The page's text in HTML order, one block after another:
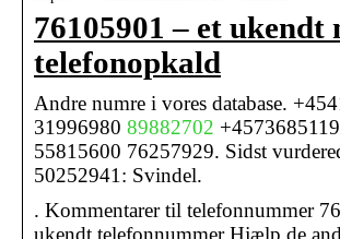
76105901 – et ukendt
telefonopkald
Andre numre i vores database.
31996980 89882702
55815600 76257929. Sidst
50252941: Svindel.
. Kommentarer til telefonnummer
ukendt telefonnummer Hjælp de